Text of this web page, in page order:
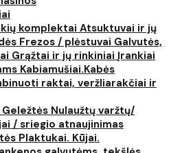
komplektai Atsuktuvai ir jų
Frezos / plėstuvai Galvutės,
Grąžtai ir jų rinkiniai Įrankiai
Kabiamušiai.Kabės
raktai, veržliarakčiai ir
Nulaužtų varžtų/
/ sriegio atnaujinimas
Plaktukai. Kūjai.